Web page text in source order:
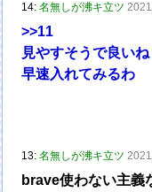
14:名無しが沸キ立ツ
>>11
見やすそうで良いね
早速入れてみるわ
13:名無しが沸キ立ツ
brave使わない主義